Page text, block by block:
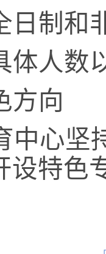
日制和
体人数
方向
中心坚
设特色